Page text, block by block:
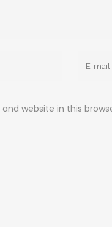
and website in this